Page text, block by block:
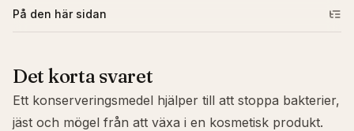
På den här sidan
Det korta svaret
Ett konserveringsmedel hjälper till att stoppa bakterier,
jäst och mögel från att växa i en kosmetisk produkt.